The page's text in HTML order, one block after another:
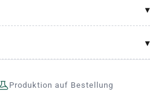
Produktion auf Bestellung